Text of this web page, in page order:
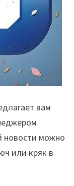
вам
новости можно
или кряк в